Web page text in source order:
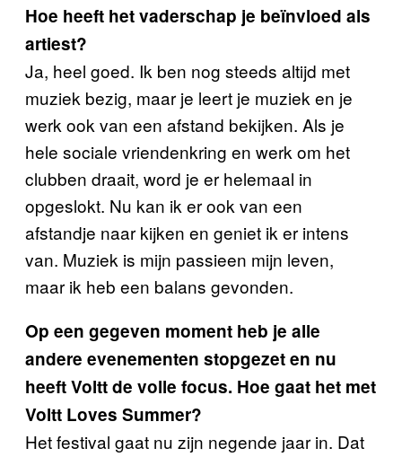
Hoe heeft het vaderschap je beïnvloed als
artiest?
Ja, heel goed. Ik ben nog steeds altijd met
muziek bezig, maar je leert je muziek en je
werk ook van een afstand bekijken. Als je
hele sociale vriendenkring en werk om het
clubben draait, word je er helemaal in
opgeslokt. Nu kan ik er ook van een
afstandje naar kijken en geniet ik er intens
van. Muziek is mijn passieen mijn leven,
maar ik heb een balans gevonden.
Op een gegeven moment heb je alle
andere evenementen stopgezet en nu
heeft Voltt de volle focus. Hoe gaat het met
Voltt Loves Summer?
Het festival gaat nu zijn negende jaar in. Dat